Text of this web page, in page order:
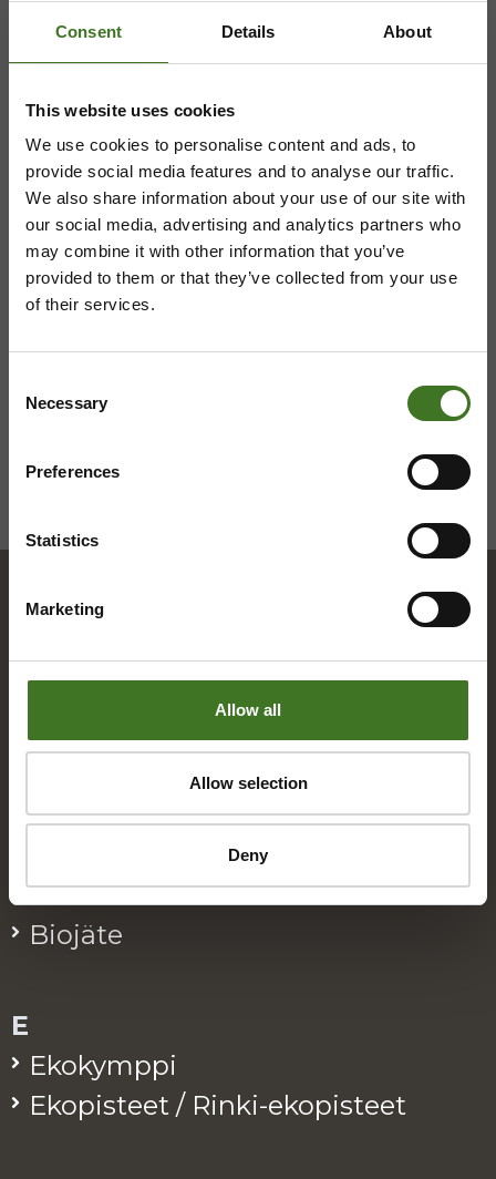
Consent Details About
This website uses cookies
We use cookies to personalise content and ads, to
provide social media features and to analyse our traffic.
We also share information about your use of our site with
our social media, advertising and analytics partners who
may combine it with other information that you’ve
provided to them or that they’ve collected from your use
of their services.
Selection
Necessary
Preferences
Statistics
Marketing
Allow all
Allow selection
Deny
Majasaaren jätekeskus
044 710 0425,majasaari@ekokymppi.fi
Avoinna ma 8 - 18, ti - pe 8 - 16
Saavutettavuusseloste Tietosuojaselosteita
Alue­ke­räys­pis­teet
B
Bio­jä­te
E
Eko­kymp­pi
Eko­pis­teet / Rinki-eko­pis­teet